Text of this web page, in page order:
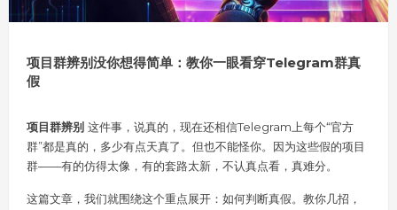
项目群辨别没你想得简单：教你一眼看穿Telegram群真
假
项目群辨别 这件事，说真的，现在还相信Telegram上每个“官方
群”都是真的，多少有点天真了。但也不能怪你。因为这些假的项目
群——有的仿得太像，有的套路太新，不认真点看，真难分。
这篇文章，我们就围绕这个重点展开：如何判断真假。教你几招，